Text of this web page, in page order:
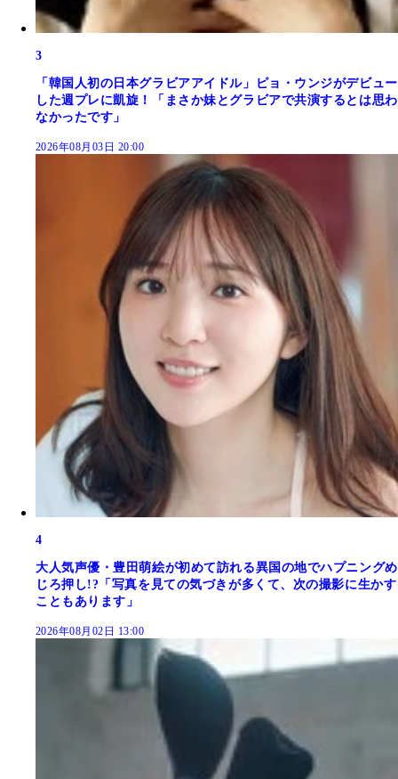
3
「韓国人初の日本グラビアアイドル」ピョ・ウンジがデビュー
した週プレに凱旋！「まさか妹とグラビアで共演するとは思わ
なかったです」
2026年08月03日 20:00
4
大人気声優・豊田萌絵が初めて訪れる異国の地でハプニングめ
じろ押し!?「写真を見ての気づきが多くて、次の撮影に生かす
こともあります」
2026年08月02日 13:00